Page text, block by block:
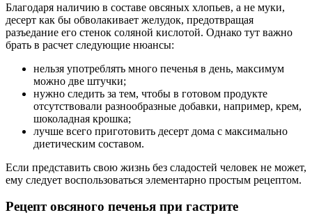
Благодаря наличию в составе овсяных хлопьев, а не муки,
десерт как бы обволакивает желудок, предотвращая
разъедание его стенок соляной кислотой. Однако тут важно
брать в расчет следующие нюансы:
нельзя употреблять много печенья в день, максимум
можно две штучки;
нужно следить за тем, чтобы в готовом продукте
отсутствовали разнообразные добавки, например, крем,
шоколадная крошка;
лучше всего приготовить десерт дома с максимально
диетическим составом.
Если представить свою жизнь без сладостей человек не может,
ему следует воспользоваться элементарно простым рецептом.
Рецепт овсяного печенья при гастрите